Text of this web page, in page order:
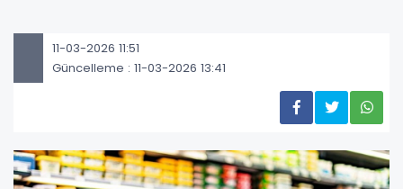
11-03-2026 11:51
Güncelleme : 11-03-2026 13:41